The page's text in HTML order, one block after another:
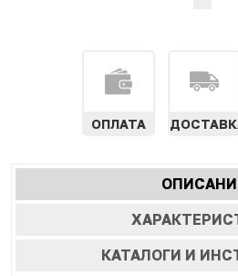
ОПЛАТА
Характеристики
табы
КАТАЛОГИ И